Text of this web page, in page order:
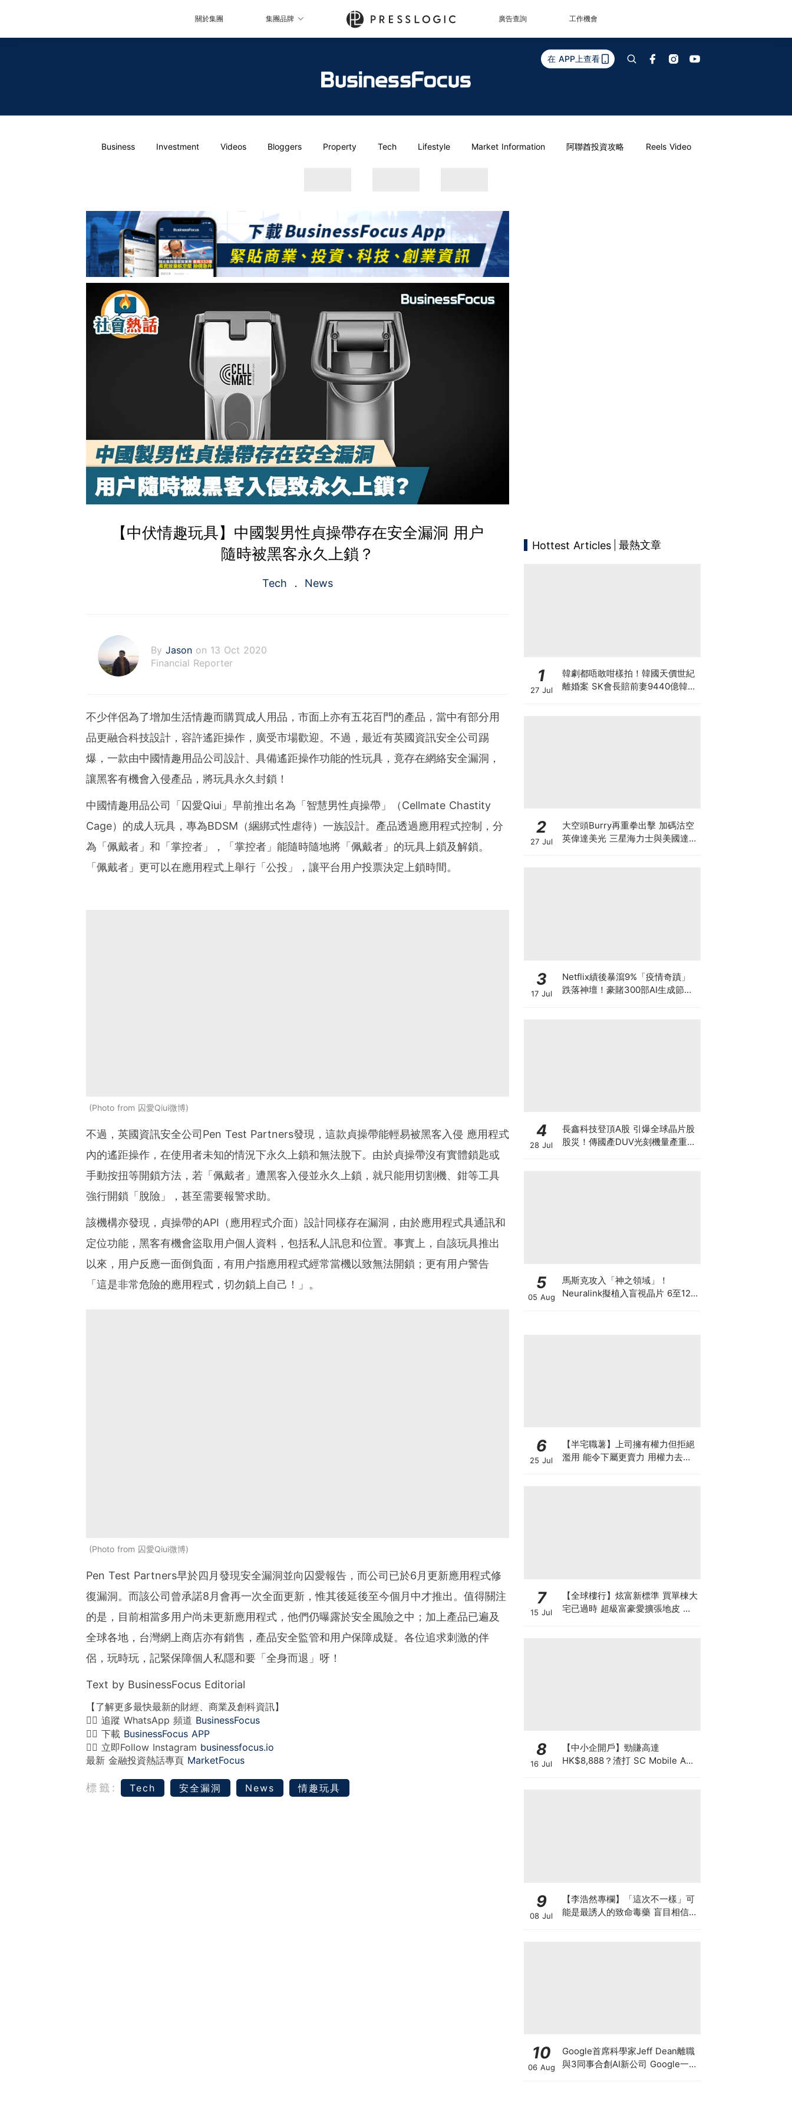
關於集團 集團品牌 廣告查詢 工作機會
在 APP上查看
Business Investment Videos Bloggers Property Tech Lifestyle Market Information 阿聯酋投資攻略 Reels Video
【中伏情趣玩具】中國製男性貞操帶存在安全漏洞 用户
隨時被黑客永久上鎖？
Tech News
By Jason on 13 Oct 2020
Financial Reporter
不少伴侶為了增加生活情趣而購買成人用品，市面上亦有五花百門的產品，當中有部分用
品更融合科技設計，容許遙距操作，廣受市場歡迎。不過，最近有英國資訊安全公司踢
爆，一款由中國情趣用品公司設計、具備遙距操作功能的性玩具，竟存在網絡安全漏洞，
讓黑客有機會入侵產品，將玩具永久封鎖！
中國情趣用品公司「囚愛Qiui」早前推出名為「智慧男性貞操帶」（Cellmate Chastity
Cage）的成人玩具，專為BDSM（綑綁式性虐待）一族設計。產品透過應用程式控制，分
為「佩戴者」和「掌控者」，「掌控者」能隨時隨地將「佩戴者」的玩具上鎖及解鎖。
「佩戴者」更可以在應用程式上舉行「公投」，讓平台用户投票決定上鎖時間。
Photo from 囚愛Qiui微博
不過，英國資訊安全公司Pen Test Partners發現，這款貞操帶能輕易被黑客入侵 應用程式
內的遙距操作，在使用者未知的情況下永久上鎖和無法脫下。由於貞操帶沒有實體鎖匙或
手動按扭等開鎖方法，若「佩戴者」遭黑客入侵並永久上鎖，就只能用切割機、鉗等工具
強行開鎖「脫險」，甚至需要報警求助。
該機構亦發現，貞操帶的API（應用程式介面）設計同樣存在漏洞，由於應用程式具通訊和
定位功能，黑客有機會盜取用户個人資料，包括私人訊息和位置。事實上，自該玩具推出
以來，用户反應一面倒負面，有用户指應用程式經常當機以致無法開鎖；更有用户警告
「這是非常危險的應用程式，切勿鎖上自己！」。
Photo from 囚愛Qiui微博
Pen Test Partners早於四月發現安全漏洞並向囚愛報告，而公司已於6月更新應用程式修
復漏洞。而該公司曾承諾8月會再一次全面更新，惟其後延後至今個月中才推出。值得關注
的是，目前相當多用户尚未更新應用程式，他們仍曝露於安全風險之中；加上產品已遍及
全球各地，台灣網上商店亦有銷售，產品安全監管和用户保障成疑。各位追求刺激的伴
侶，玩時玩，記緊保障個人私隱和要「全身而退」呀！
Text by BusinessFocus Editorial
【了解更多最快最新的財經、商業及創科資訊】
👉🏻 追蹤 WhatsApp 頻道 BusinessFocus
👉🏻 下載 BusinessFocus APP
👉🏻 立即Follow Instagram businessfocus.io
最新 金融投資熱話專頁 MarketFocus
標籤: Tech 安全漏洞 News 情趣玩具
Hottest Articles 最熱文章
1
27 Jul
韓劇都唔敢咁樣拍！韓國天價世紀
離婚案 SK會長賠前妻9440億韓
2
27 Jul
大空頭Burry再重拳出擊 加碼沽空
英偉達美光 三星海力士與美國達成
3
17 Jul
Netflix績後暴瀉9%「疫情奇蹟」
跌落神壇！豪賭300部AI生成節目
4
28 Jul
長鑫科技登頂A股 引爆全球晶片股
股災！傳國產DUV光刻機量產重創
5
05 Aug
馬斯克攻入「神之領域」！
Neuralink擬植入盲視晶片 6至12
6
25 Jul
【半宅職薯】上司擁有權力但拒絕
濫用 能令下屬更賣力 用權力去迫
7
15 Jul
【全球樓行】炫富新標準 買單棟大
宅已過時 超級富豪愛擴張地皮 建
8
16 Jul
【中小企開戶】勁賺高達
HK$8,888？渣打 SC Mobile App
9
08 Jul
【李浩然專欄】「這次不一樣」可
能是最誘人的致命毒藥 盲目相信AI
10
06 Aug
Google首席科學家Jeff Dean離職
與3同事合創AI新公司 Google一夜